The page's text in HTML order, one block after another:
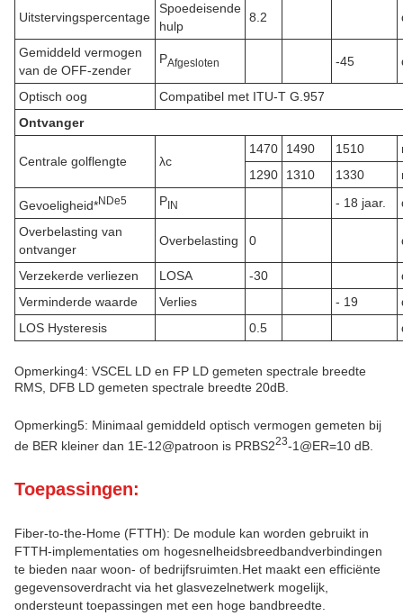
Uitstervingspercentage
Spoedeisende
hulp
8.2
Gemiddeld vermogen
van de OFF-zender
PAfgesloten -45
Optisch oog
Compatibel met ITU-T G.957
Ontvanger
Centrale golflengte λc
1470 1490 1510
1290
1310 1330
Gevoeligheid*NDe5 PIN - 18 jaar.
Overbelasting van
ontvanger
Overbelasting 0
Verzekerde verliezen LOSA -30
Verminderde waarde
Verlies - 19
LOS Hysteresis
0.5
Opmerking4: VSCEL LD en FP LD gemeten spectrale breedte
RMS, DFB LD gemeten spectrale breedte 20dB.
Opmerking5: Minimaal gemiddeld optisch vermogen gemeten bij
de BER kleiner dan 1E-12@patroon is PRBS223-1@ER=10 dB.
Toepassingen:
Fiber-to-the-Home (FTTH): De module kan worden gebruikt in
FTTH-implementaties om hogesnelheidsbreedbandverbindingen
te bieden naar woon- of bedrijfsruimten.Het maakt een efficiënte
gegevensoverdracht via het glasvezelnetwerk mogelijk,
ondersteunt toepassingen met een hoge bandbreedte.